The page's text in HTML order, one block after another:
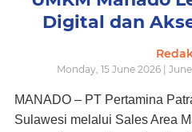
Digital dan
Monday, 15 June 2026 | June
MANADO – PT Pertamina
Sulawesi melalui Sales Area